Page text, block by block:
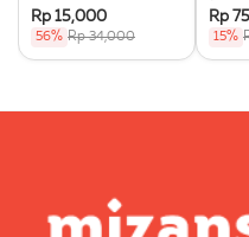
Rp 15,000
56% Rp 34,000
Rp
15%